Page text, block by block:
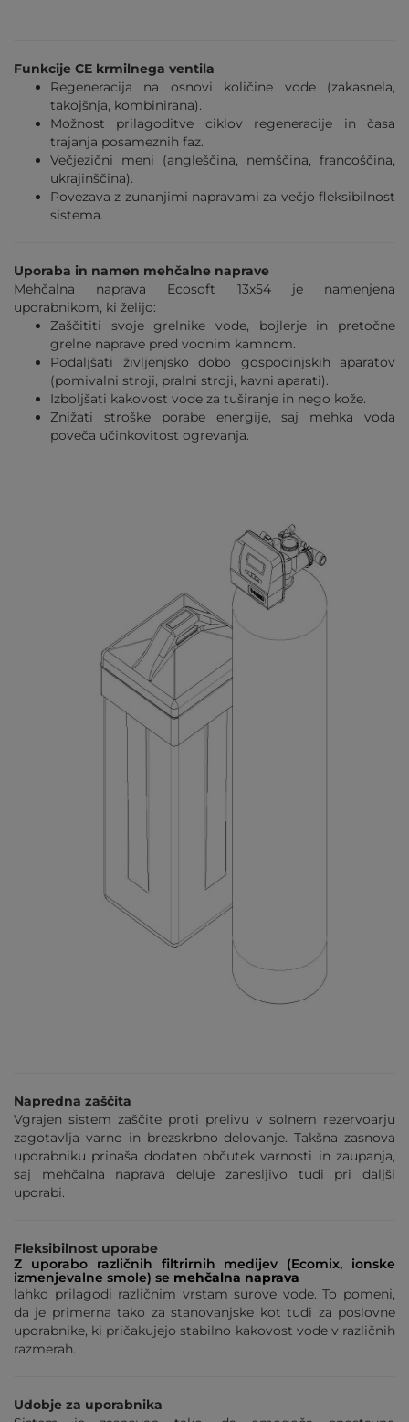
Funkcije CE krmilnega ventila
Regeneracija na osnovi količine vode (zakasnela,
takojšnja, kombinirana).
Možnost prilagoditve ciklov regeneracije in časa
trajanja posameznih faz.
Večjezični meni (angleščina, nemščina, francoščina,
ukrajinščina).
Povezava z zunanjimi napravami za večjo fleksibilnost
sistema.
Uporaba in namen mehčalne naprave
Mehčalna naprava Ecosoft 13x54 je namenjena
uporabnikom, ki želijo:
Zaščititi svoje grelnike vode, bojlerje in pretočne
grelne naprave pred vodnim kamnom.
Podaljšati življenjsko dobo gospodinjskih aparatov
(pomivalni stroji, pralni stroji, kavni aparati).
Izboljšati kakovost vode za tuširanje in nego kože.
Znižati stroške porabe energije, saj mehka voda
poveča učinkovitost ogrevanja.
Napredna zaščita
Vgrajen sistem zaščite proti prelivu v solnem rezervoarju
zagotavlja varno in brezskrbno delovanje. Takšna zasnova
uporabniku prinaša dodaten občutek varnosti in zaupanja,
saj mehčalna naprava deluje zanesljivo tudi pri daljši
uporabi.
Fleksibilnost uporabe
Z uporabo različnih filtrirnih medijev (Ecomix, ionske
izmenjevalne smole) se mehčalna naprava
lahko prilagodi različnim vrstam surove vode. To pomeni,
da je primerna tako za stanovanjske kot tudi za poslovne
uporabnike, ki pričakujejo stabilno kakovost vode v različnih
razmerah.
Udobje za uporabnika